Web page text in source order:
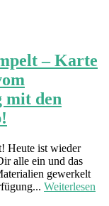
– Karte
mit den
Heute ist wieder
alle ein und das
gewerkelt
Weiterlesen